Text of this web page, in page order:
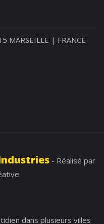
MARSEILLE | FRANCE
- Réalisé par
dans plusieurs villes